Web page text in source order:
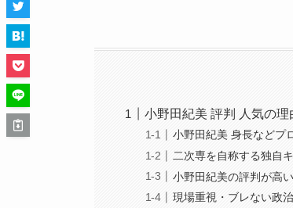
小野田紀美 評判 人気の理
小野田紀美 身長などプ
二次専を自称する独自
小野田紀美の評判が高
現場重視・ブレない政